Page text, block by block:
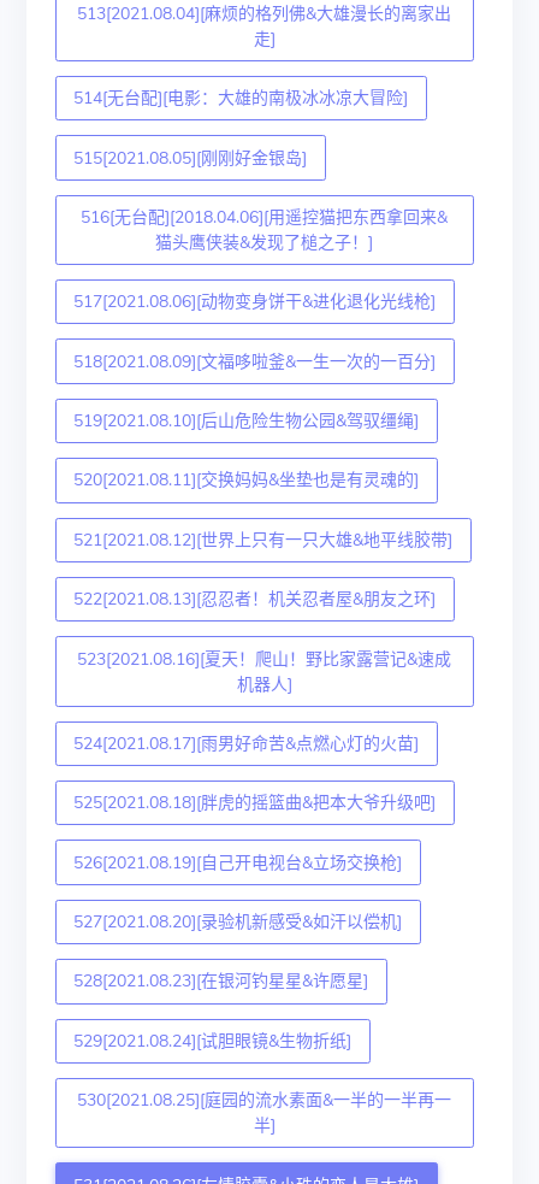
513[2021.08.04][麻烦的格列佛&大雄漫长的离家出
走]
514[无台配][电影：大雄的南极冰冰凉大冒险]
515[2021.08.05][刚刚好金银岛]
516[无台配][2018.04.06][用遥控猫把东西拿回来&
猫头鹰侠装&发现了槌之子！]
517[2021.08.06][动物变身饼干&进化退化光线枪]
518[2021.08.09][文福哆啦釜&一生一次的一百分]
519[2021.08.10][后山危险生物公园&驾驭缰绳]
520[2021.08.11][交换妈妈&坐垫也是有灵魂的]
521[2021.08.12][世界上只有一只大雄&地平线胶带]
522[2021.08.13][忍忍者！机关忍者屋&朋友之环]
523[2021.08.16][夏天！爬山！野比家露营记&速成
机器人]
524[2021.08.17][雨男好命苦&点燃心灯的火苗]
525[2021.08.18][胖虎的摇篮曲&把本大爷升级吧]
526[2021.08.19][自己开电视台&立场交换枪]
527[2021.08.20][录验机新感受&如汗以偿机]
528[2021.08.23][在银河钓星星&许愿星]
529[2021.08.24][试胆眼镜&生物折纸]
530[2021.08.25][庭园的流水素面&一半的一半再一
半]